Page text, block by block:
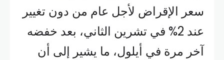
سعر الإقراض لأجل عام من دون تغيير
عند 2% في تشرين الثاني، بعد خفضه
آخر مرة في أيلول، ما يشير إلى أن